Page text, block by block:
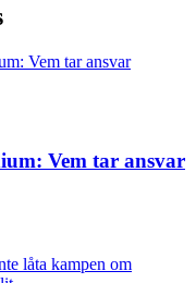
Vem tar ansvar
låta kampen om